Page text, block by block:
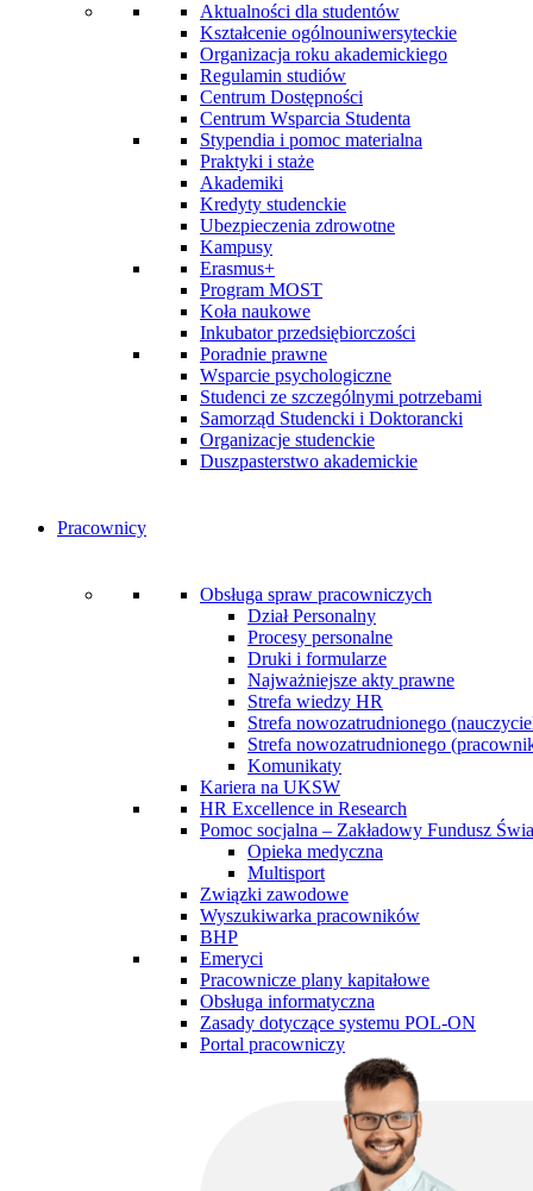
Aktualności dla studentów
Kształcenie ogólnouniwersyteckie
Organizacja roku akademickiego
Regulamin studiów
Centrum Dostępności
Centrum Wsparcia Studenta
Stypendia i pomoc materialna
Praktyki i staże
Akademiki
Kredyty studenckie
Ubezpieczenia zdrowotne
Kampusy
Erasmus+
Program MOST
Koła naukowe
Inkubator przedsiębiorczości
Poradnie prawne
Wsparcie psychologiczne
Studenci ze szczególnymi potrzebami
Samorząd Studencki i Doktorancki
Organizacje studenckie
Duszpasterstwo akademickie
Pracownicy
Obsługa spraw pracowniczych
Dział Personalny
Procesy personalne
Druki i formularze
Najważniejsze akty prawne
Strefa wiedzy HR
Strefa nowozatrudnionego
Strefa nowozatrudnionego
Komunikaty
Kariera na UKSW
HR Excellence in Research
Pomoc socjalna – Zakładowy Fundusz
Opieka medyczna
Multisport
Związki zawodowe
Wyszukiwarka pracowników
BHP
Emeryci
Pracownicze plany kapitałowe
Obsługa informatyczna
Zasady dotyczące systemu POL-ON
Portal pracowniczy